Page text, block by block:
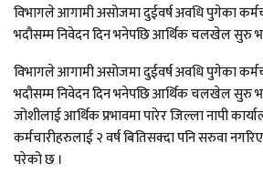
विभागले आगामी असोजमा दुईवर्ष अवधि पुगेका
भदौसम्म निवेदन दिन भनेपछि आर्थिक चलखेल सुरु
विभागले आगामी असोजमा दुईवर्ष अवधि पुगेका
भदौसम्म निवेदन दिन भनेपछि आर्थिक चलखेल सुरु
जोशीलाई आर्थिक प्रभावमा पारेर जिल्ला नापी
कर्मचारीहरुलाई २ वर्ष बितिसक्दा पनि सरुवा
परेको छ ।